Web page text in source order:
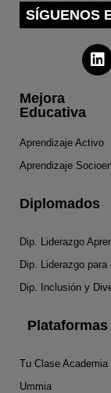
SÍGUENOS
Mejora
Educativa
Aprendizaje Activo
Aprendizaje
Diplomados
Dip. Liderazgo
Dip. Liderazgo para
Dip. Inclusión y
Tu Clase Academia
Ummia